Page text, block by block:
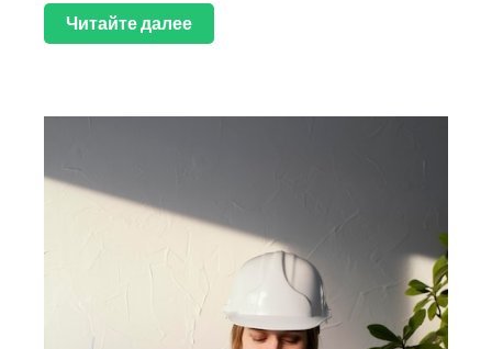
Читайте далее